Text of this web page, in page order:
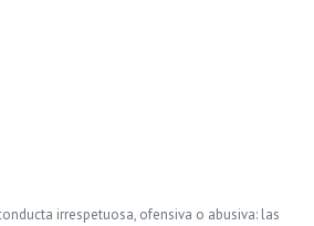
irrespetuosa, ofensiva o abusiva: las